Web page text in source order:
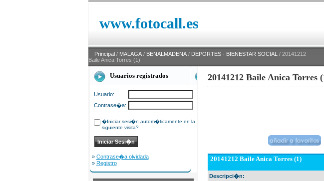
www.fotocall.es
Principal / MALAGA / BENALMADENA / DEPORTES - BIENESTAR SOCIAL / 20141212
Baile Anica Torres (1)
Usuarios registrados
Usuario:
Contrase�a:
�Iniciar sesi�n autom�ticamente en la
siguiente visita?
» Contrase�a olvidada
» Registro
20141212 Baile Anica Torres
20141212 Baile Anica Torres (1)
Descripci�n: